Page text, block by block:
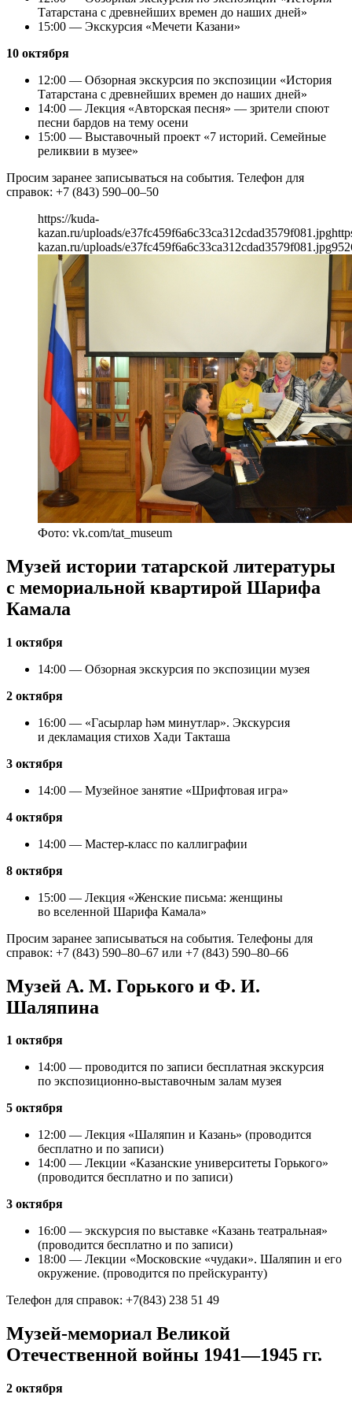
Татарстана с древнейших времен до наших дней»
15:00 — Экскурсия «Мечети Казани»
10 октября
12:00 — Обзорная экскурсия по экспозиции «История
Татарстана с древнейших времен до наших дней»
14:00 — Лекция «Авторская песня» — зрители споют
песни бардов на тему осени
15:00 — Выставочный проект «7 историй. Семейные
реликвии в музее»
Просим заранее записываться на события. Телефон для
справок: +7 (843) 590–00–50
https://kuda-
kazan.ru/uploads/e37fc459f6a6c33ca312cdad3579f081.jpg
kazan.ru/uploads/e37fc459f6a6c33ca312cdad3579f081.jpg952
Фото: vk.com/tat_museum
Музей истории татарской литературы
с мемориальной квартирой Шарифа
Камала
1 октября
14:00 — Обзорная экскурсия по экспозиции музея
2 октября
16:00 — «Гасырлар һәм минутлар». Экскурсия
и декламация стихов Хади Такташа
3 октября
14:00 — Музейное занятие «Шрифтовая игра»
4 октября
14:00 — Мастер-класс по каллиграфии
8 октября
15:00 — Лекция «Женские письма: женщины
во вселенной Шарифа Камала»
Просим заранее записываться на события. Телефоны для
справок: +7 (843) 590–80–67 или +7 (843) 590–80–66
Музей А. М. Горького и Ф. И.
Шаляпина
1 октября
14:00 — проводится по записи бесплатная экскурсия
по экспозиционно-выставочным залам музея
5 октября
12:00 — Лекция «Шаляпин и Казань» (проводится
бесплатно и по записи)
14:00 — Лекции «Казанские университеты Горького»
(проводится бесплатно и по записи)
3 октября
16:00 — экскурсия по выставке «Казань театральная»
(проводится бесплатно и по записи)
18:00 — Лекции «Московские «чудаки». Шаляпин и его
окружение. (проводится по прейскуранту)
Телефон для справок: +7(843) 238 51 49
Музей-мемориал Великой
Отечественной войны 1941—1945 гг.
2 октября